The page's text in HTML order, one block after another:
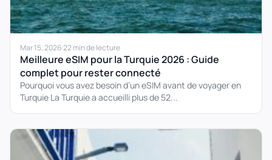
Mar 15, 2026·22 min de lecture
Meilleure eSIM pour la Turquie 2026 : Guide
complet pour rester connecté
Pourquoi vous avez besoin d’un eSIM avant de voyager en
Turquie La Turquie a accueilli plus de 52...